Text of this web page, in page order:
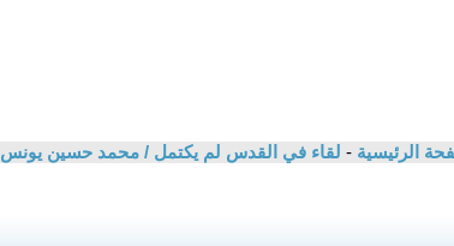
الرئيسية - لقاء في القدس لم يكتمل / محمد حسين يونس